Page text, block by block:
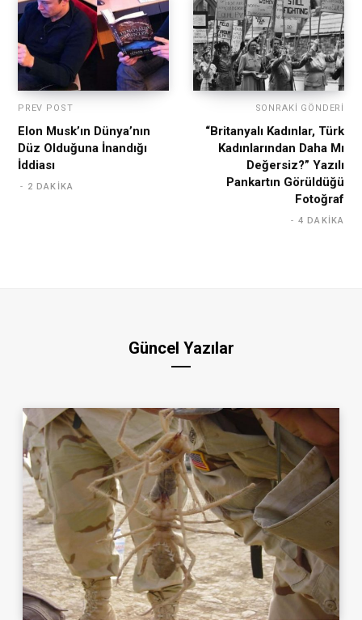
PREV POST
Elon Musk’ın Dünya’nın
Düz Olduğuna İnandığı
İddiası
2 DAKIKA
SONRAKI GÖNDERI
“Britanyalı Kadınlar, Türk
Kadınlarından Daha Mı
Değersiz?” Yazılı
Pankartın Görüldüğü
Fotoğraf
4 DAKIKA
Güncel Yazılar